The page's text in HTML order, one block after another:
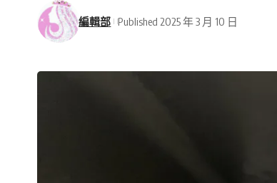
編輯部 Published 2025 年 3 月 10 日